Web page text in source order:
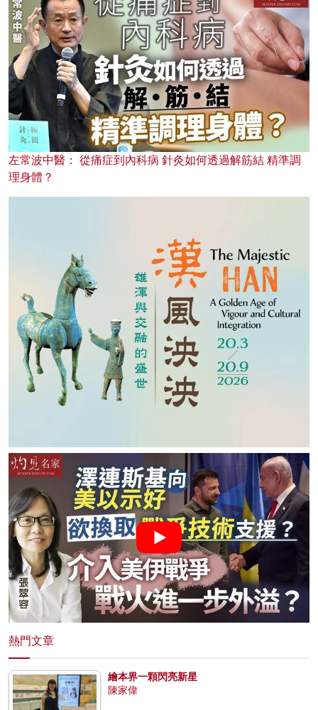
左常波中醫： 從痛症到內科病 針灸如何透過解筋結 精準調
理身體？
熱門文章
繪本界一顆閃亮新星
陳家偉